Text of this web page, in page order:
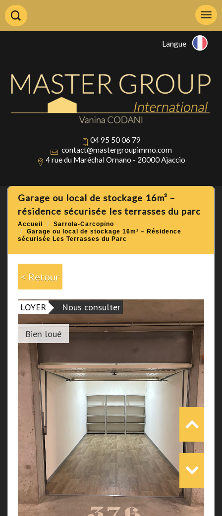
Langue
04 95 50 06 79
contact@mastergroupimmo.com
4 rue du Maréchal Ornano - 20000 Ajaccio
garage ou local de stockage 16m² –
résidence sécurisée les terrasses du parc
Accueil
Sarrola-Carcopino
Garage ou local de stockage 16m² – Résidence
sécurisée Les Terrasses du Parc
< Retour
LOYER Nous consulter
Bien loué